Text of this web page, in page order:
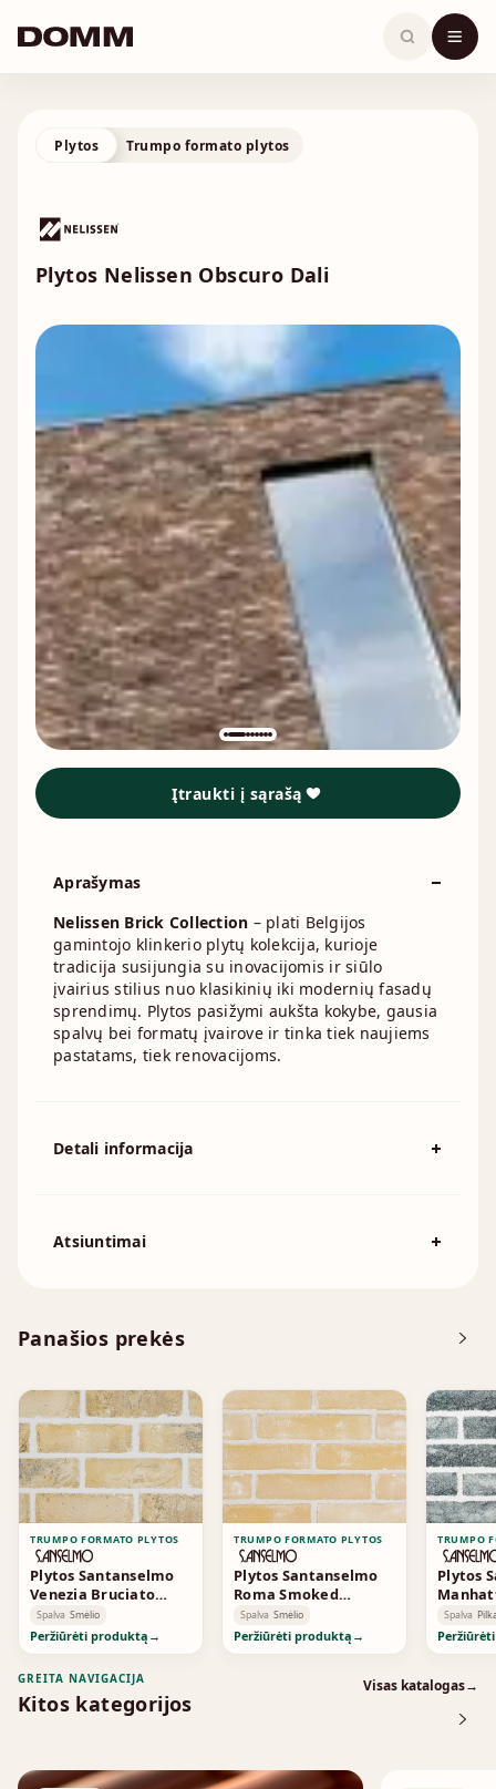
content
Plytos Trumpo formato plytos
Plytos Nelissen Obscuro Dali
Panašios prekės
TRUMPO FORMATO PLYTOS
Plytos Santanselmo
Venezia Bruciato
Smoked
Spalva Smėlio
Peržiūrėti produktą →
TRUMPO FORMATO PLYTOS
Plytos Santanselmo
Roma Smoked
Standard
Spalva Smėlio
Peržiūrėti produktą →
TRUMPO
Plytos
Spalva
Įtraukti į sąrašą
Aprašymas
Nelissen Brick Collection – plati Belgijos
gamintojo klinkerio plytų kolekcija, kurioje
tradicija susijungia su inovacijomis ir siūlo
įvairius stilius nuo klasikinių iki modernių fasadų
sprendimų. Plytos pasižymi aukšta kokybe, gausia
spalvų bei formatų įvairove ir tinka tiek naujiems
pastatams, tiek renovacijoms.
Detali informacija
Atsiuntimai
GREITA NAVIGACIJA
Kitos kategorijos
Visas katalogas→